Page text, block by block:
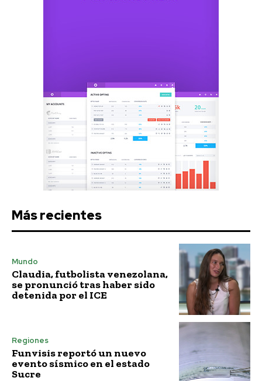
Más recientes
Mundo
Claudia, futbolista venezolana,
se pronunció tras haber sido
detenida por el ICE
Regiones
Funvisis reportó un nuevo
evento sísmico en el estado
Sucre